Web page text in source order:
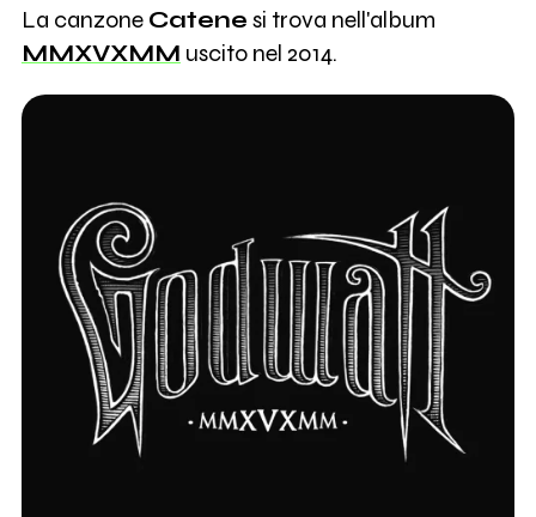
La canzone Catene si trova nell'album
MMXVXMM uscito nel 2014.